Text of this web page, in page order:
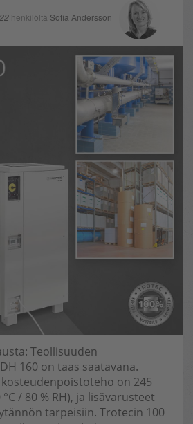
henkilöltä Sofia Andersson
Teollisuuden
160 on taas saatavana.
on 245
/ 80 % RH), ja lisävarusteet
tarpeisiin. Trotecin 100